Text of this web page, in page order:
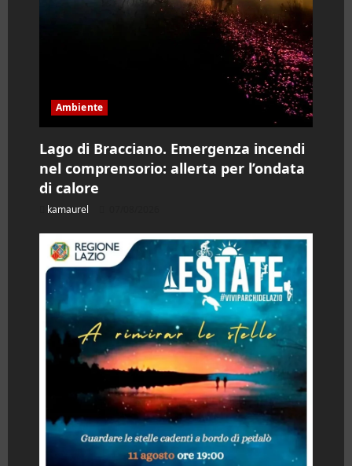
Ambiente
Lago di Bracciano. Emergenza incendi
nel comprensorio: allerta per l’ondata
di calore
kamaurel